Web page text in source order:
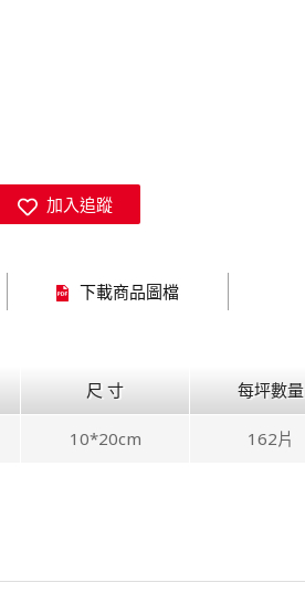
加入追蹤
下載商品圖檔
尺 寸 每坪數量
10*20cm 162片